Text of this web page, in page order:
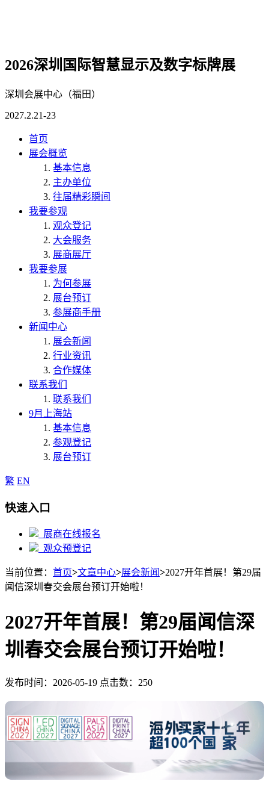
2026深圳国际智慧显示及数字标牌展
深圳会展中心（福田）
2027.2.21-23
首页
展会概览
基本信息
主办单位
往届精彩瞬间
我要参观
观众登记
大会服务
展商展厅
我要参展
为何参展
展台预订
参展商手册
新闻中心
展会新闻
行业资讯
合作媒体
联系我们
联系我们
9月上海站
基本信息
参观登记
展台预订
繁 EN
快速入口
展商在线报名
观众预登记
当前位置： 首页>文章中心>展会新闻>2027开年首展！第29届
闻信深圳春交会展台预订开始啦！
2027开年首展！第29届闻信深
圳春交会展台预订开始啦！
发布时间：2026-05-19 点击数：250